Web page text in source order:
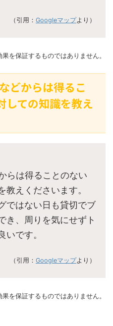
（引用： Googleマップより）
を保証するものではありません。
どからは得るこ
しての知識を教え
らは得ることのない
教えくださいます。
ではない日も貸切でブ
き、周りを気にせずト
いです。
（引用： Googleマップより）
を保証するものではありません。